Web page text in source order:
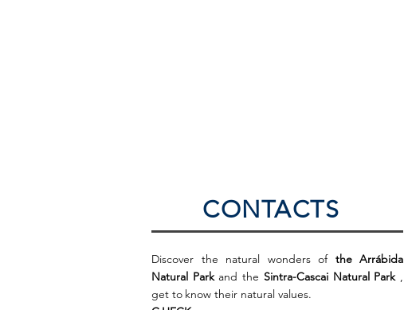
CONTACTS
Discover the natural wonders of the Arrábida
Natural Parkand the Sintra-Cascai Natural Park,
get to know their natural values.